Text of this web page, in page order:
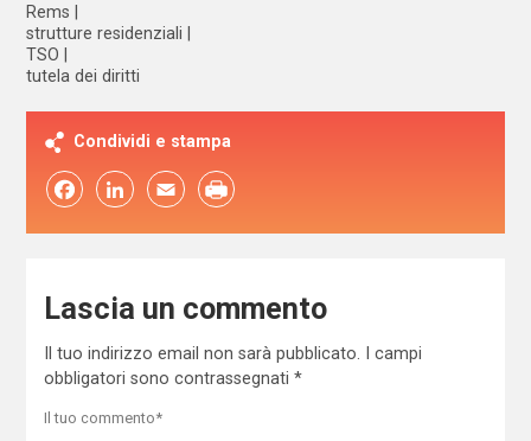
Rems
strutture residenziali
TSO
tutela dei diritti
Condividi e stampa
FacebookLinkedIn Email
Lascia un commento
Il tuo indirizzo email non sarà pubblicato.
I campi
obbligatori sono contrassegnati *